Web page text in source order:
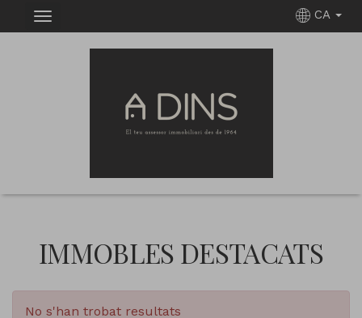
CA
IMMOBLES DESTACATS
No s'han trobat resultats